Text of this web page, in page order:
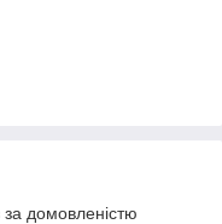
домовленістю